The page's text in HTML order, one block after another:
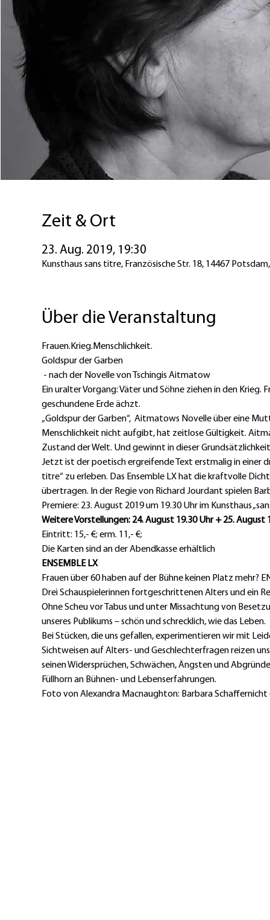
Zeit & Ort
23. Aug. 2019, 19:30
Kunsthaus sans titre, Französische Str. 18, 14467
Über die Veranstaltung
Goldspur der Garben
- nach der Novelle von Tschingis Aitmatow
Ein uralter Vorgang: Väter und Söhne ziehen in den
„Goldspur der Garben“,  Aitmatows Novelle über eine
Menschlichkeit nicht aufgibt, hat zeitlose Gültigkeit.
Jetzt ist der poetisch ergreifende Text erstmalig in einer
titre“ zu erleben. Das Ensemble LX hat die kraftvolle
Die Karten sind an der Abendkasse erhältlich
ENSEMBLE LX
Ohne Scheu vor Tabus und unter Missachtung von
Bei Stücken, die uns gefallen, experimentieren wir mit
Sichtweisen auf Alters- und Geschlechterfragen reizen
seinen Widersprüchen, Schwächen, Ängsten und
Füllhorn an Bühnen- und Lebenserfahrungen.
Foto von Alexandra Macnaughton: Barbara Schaffernicht